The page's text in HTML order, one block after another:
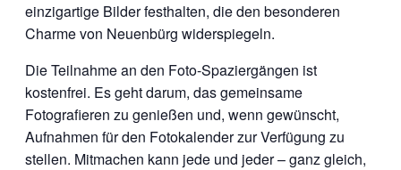
einzigartige Bilder festhalten, die den besonderen
Charme von Neuenbürg widerspiegeln.
Die Teilnahme an den Foto-Spaziergängen ist
kostenfrei. Es geht darum, das gemeinsame
Fotografieren zu genießen und, wenn gewünscht,
Aufnahmen für den Fotokalender zur Verfügung zu
stellen. Mitmachen kann jede und jeder – ganz gleich,